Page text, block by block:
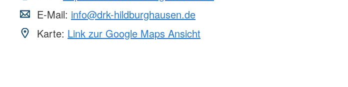
E-Mail: info@drk-hildburghausen.de
Karte: Link zur Google Maps Ansicht